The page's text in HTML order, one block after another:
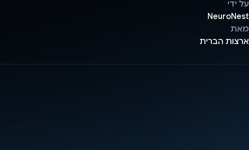
על ידי
NeuroNest
מאת
ארצות הברית